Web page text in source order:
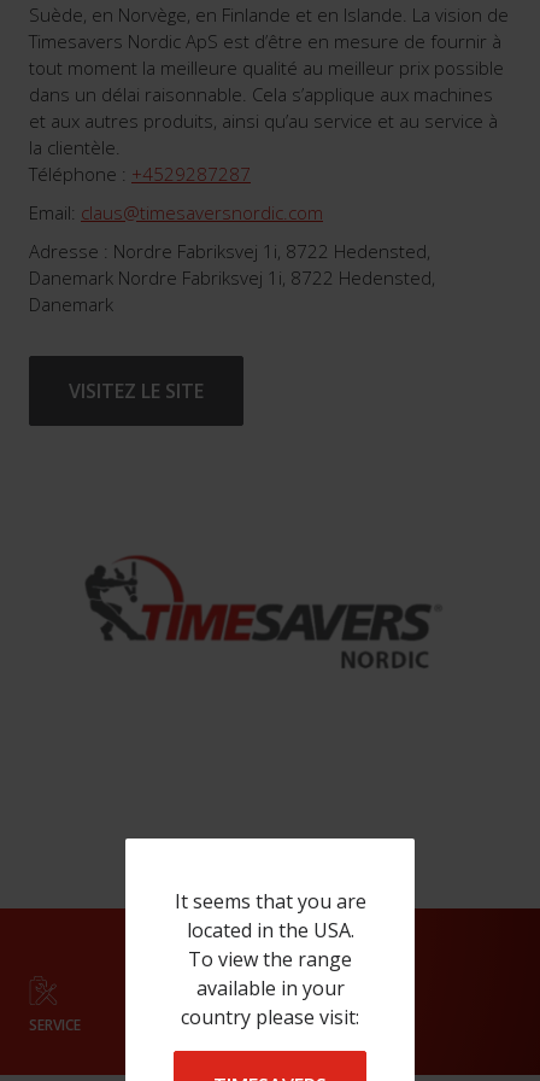
It seems that you are
located in the USA.
To view the range
available in your
country please visit:
Suède, en Norvège, en Finlande et en Islande. La vision de
Timesavers Nordic ApS est d’être en mesure de fournir à
tout moment la meilleure qualité au meilleur prix possible
dans un délai raisonnable. Cela s’applique aux machines
et aux autres produits, ainsi qu’au service et au service à
la clientèle.
Téléphone : +4529287287
Email: claus@timesaversnordic.com
Adresse : Nordre Fabriksvej 1i, 8722 Hedensted,
Danemark Nordre Fabriksvej 1i, 8722 Hedensted,
Danemark
VISITEZ LE SITE
SERVICE SHOWROOM